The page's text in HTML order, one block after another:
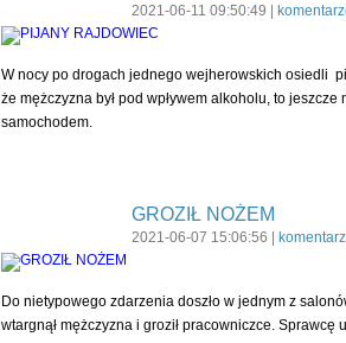
2021-06-11 09:50:49 |
W nocy po drogach jednego wejherowskich osiedli
że mężczyzna był pod wpływem alkoholu, to
samochodem.
GROZIŁ NOŻEM
2021-06-07 15:06:56 |
Do nietypowego zdarzenia doszło w jednym z
wtargnął mężczyzna i groził pracowniczce. Sprawcę